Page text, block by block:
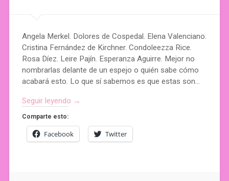
Angela Merkel. Dolores de Cospedal. Elena Valenciano.
Cristina Fernández de Kirchner. Condoleezza Rice.
Rosa Díez. Leire Pajín. Esperanza Aguirre. Mejor no
nombrarlas delante de un espejo o quién sabe cómo
acabará esto. Lo que sí sabemos es que estas son…
Seguir leyendo →
Comparte esto:
Facebook Twitter